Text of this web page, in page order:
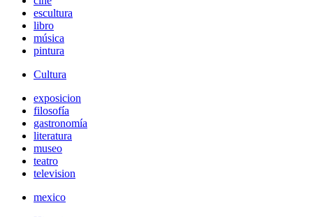
escultura
libro
música
pintura
Cultura
exposicion
filosofía
gastronomía
literatura
museo
teatro
television
mexico